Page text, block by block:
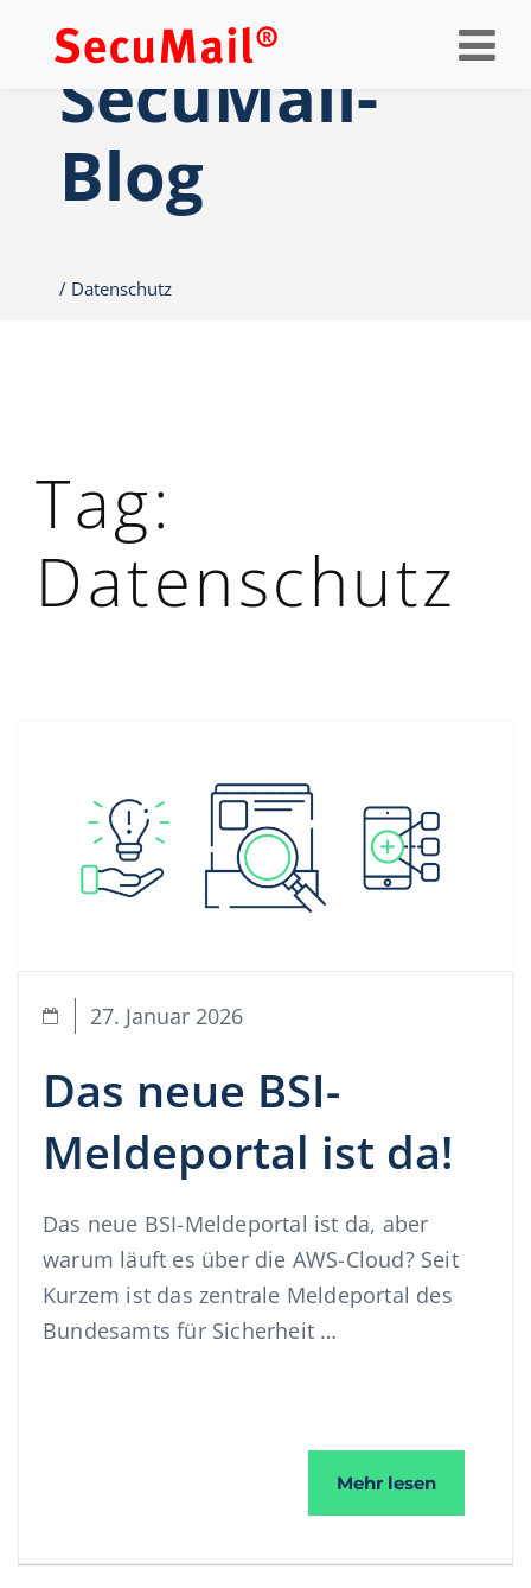
SecuMail-
Blog
Datenschutz
Tag:
Datenschutz
27. Januar 2026
Das neue BSI-
Meldeportal ist da!
Das neue BSI-Meldeportal ist da, aber
warum läuft es über die AWS-Cloud? Seit
Kurzem ist das zentrale Meldeportal des
Bundesamts für Sicherheit …
Mehr lesenDas neue